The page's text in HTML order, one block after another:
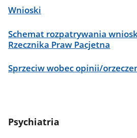
Wnioski
Schemat rozpatrywania
Rzecznika Praw Pacjetna
Sprzeciw wobec opinii/
Psychiatria